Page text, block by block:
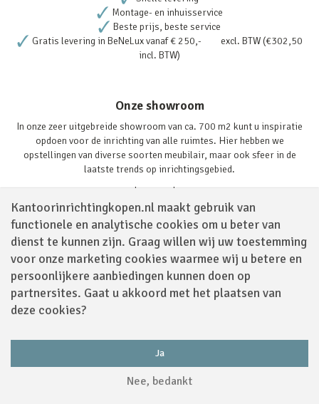
Kantoorinrichtingkopen.nl maakt gebruik van
functionele en analytische cookies om u beter van
dienst te kunnen zijn. Graag willen wij uw toestemming
voor onze marketing cookies waarmee wij u betere en
persoonlijkere aanbiedingen kunnen doen op
partnersites. Gaat u akkoord met het plaatsen van
deze cookies?
Ja
Nee, bedankt
Montage- en inhuisservice
Beste prijs, beste service
Gratis levering in BeNeLux vanaf € 250,- excl. BTW (€302,50
incl. BTW)
Onze showroom
In onze zeer uitgebreide showroom van ca. 700 m2 kunt u inspiratie
opdoen voor de inrichting van alle ruimtes. Hier hebben we
opstellingen van diverse soorten meubilair, maar ook sfeer in de
laatste trends op inrichtingsgebied.
Lees verder